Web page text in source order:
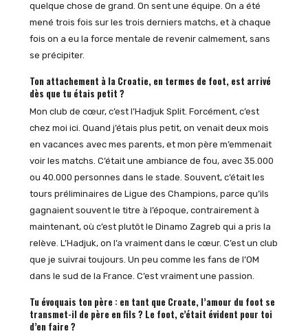
quelque chose de grand. On sent une équipe. On a été
mené trois fois sur les trois derniers matchs, et à chaque
fois on a eu la force mentale de revenir calmement, sans
se précipiter.
Ton attachement à la Croatie, en termes de foot, est arrivé
dès que tu étais petit ?
Mon club de cœur, c’est l’Hadjuk Split. Forcément, c’est
chez moi ici. Quand j’étais plus petit, on venait deux mois
en vacances avec mes parents, et mon père m’emmenait
voir les matchs. C’était une ambiance de fou, avec 35.000
ou 40.000 personnes dans le stade. Souvent, c’était les
tours préliminaires de Ligue des Champions, parce qu’ils
gagnaient souvent le titre à l’époque, contrairement à
maintenant, où c’est plutôt le Dinamo Zagreb qui a pris la
relève. L’Hadjuk, on l’a vraiment dans le cœur. C’est un club
que je suivrai toujours. Un peu comme les fans de l’OM
dans le sud de la France. C’est vraiment une passion.
Tu évoquais ton père : en tant que Croate, l’amour du foot se
transmet-il de père en fils ? Le foot, c’était évident pour toi
d’en faire ?